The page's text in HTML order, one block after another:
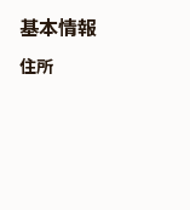
基本情報
住所